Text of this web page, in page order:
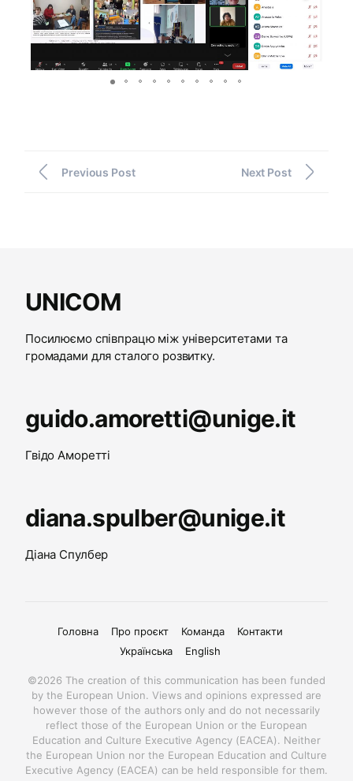
Previous Post Next Post
UNICOM
Посилюємо співпрацю між університетами та
громадами для сталого розвитку.
guido.amoretti@unige.it
Гвідо Аморетті
diana.spulber@unige.it
Діана Спулбер
©2026 The creation of this communication has been funded
by the European Union. Views and opinions expressed are
however those of the authors only and do not necessarily
reflect those of the European Union or the European
Education and Culture Executive Agency (EACEA). Neither
the European Union nor the European Education and Culture
Executive Agency (EACEA) can be held responsible for them.
Головна Про проєкт Команда
Контакти
Українська
English